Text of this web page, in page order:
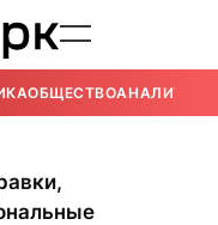
ОБЩЕСТВОАНАЛИТИКА